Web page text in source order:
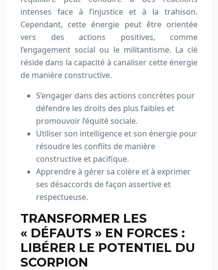
intenses face à l’injustice et à la trahison.
Cependant, cette énergie peut être orientée
vers des actions positives, comme
l’engagement social ou le militantisme. La clé
réside dans la capacité à canaliser cette énergie
de manière constructive.
S’engager dans des actions concrètes pour
défendre les droits des plus faibles et
promouvoir l’équité sociale.
Utiliser son intelligence et son énergie pour
résoudre les conflits de manière
constructive et pacifique.
Apprendre à gérer sa colère et à exprimer
ses désaccords de façon assertive et
respectueuse.
TRANSFORMER LES
« DÉFAUTS » EN FORCES :
LIBÉRER LE POTENTIEL DU
SCORPION